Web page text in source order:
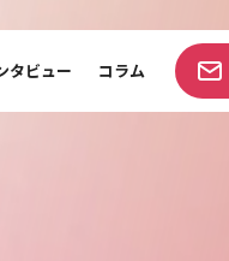
タビュー コラム